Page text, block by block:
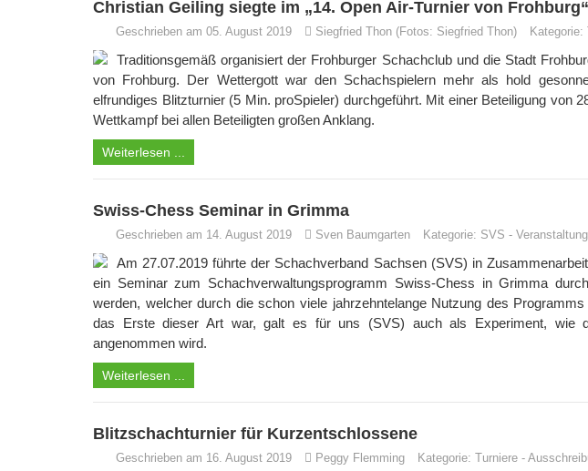
Christian Geiling siegte im „14. Open Air-Turnier von Frohburg“
Geschrieben am 05. August 2019 Siegfried Thon (Fotos: Siegfried Thon) Kategorie:
Traditionsgemäß organisiert der Frohburger Schachclub und die Stadt
von Frohburg. Der Wettergott war den Schachspielern mehr als hold
elfrundiges Blitzturnier (5 Min. proSpieler) durchgeführt. Mit einer Beteiligung von
Wettkampf bei allen Beteiligten großen Anklang.
Weiterlesen ...
Swiss-Chess Seminar in Grimma
Geschrieben am 14. August 2019 Sven Baumgarten Kategorie: SVS -
Am 27.07.2019 führte der Schachverband Sachsen (SVS) in
ein Seminar zum Schachverwaltungsprogramm Swiss-Chess in Grimma
werden, welcher durch die schon viele jahrzehntelange Nutzung des
das Erste dieser Art war, galt es für uns (SVS) auch als Experiment, wie
angenommen wird.
Weiterlesen ...
Blitzschachturnier für Kurzentschlossene
Geschrieben am 16. August 2019 Peggy Flemming Kategorie: Turniere -